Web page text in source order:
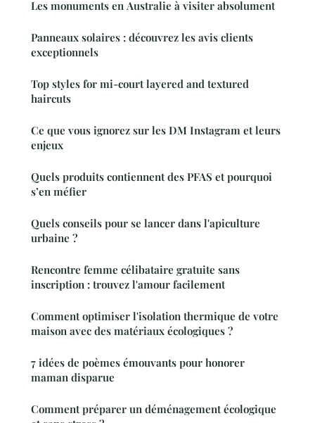
Les monuments en Australie à visiter absolument
Panneaux solaires : découvrez les avis clients
exceptionnels
Top styles for mi-court layered and textured
haircuts
Ce que vous ignorez sur les DM Instagram et leurs
enjeux
Quels produits contiennent des PFAS et pourquoi
s’en méfier
Quels conseils pour se lancer dans l'apiculture
urbaine ?
Rencontre femme célibataire gratuite sans
inscription : trouvez l'amour facilement
Comment optimiser l'isolation thermique de votre
maison avec des matériaux écologiques ?
7 idées de poèmes émouvants pour honorer
maman disparue
Comment préparer un déménagement écologique